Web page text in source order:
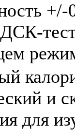
и
для